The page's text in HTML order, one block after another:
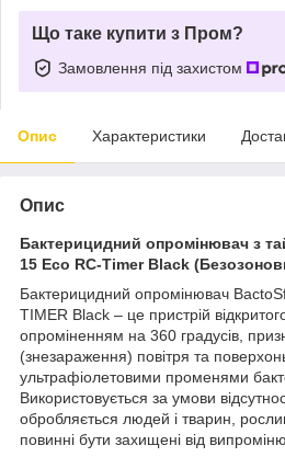
Що таке купити з Пром?
Замовлення під захистом
Опис Характеристики
Опис
Бактерицидний опромінювач з
15 Eco RC-Timer Black
Бактерицидний опромінювач
TIMER Black – це пристрій
опроміненням на 360 градусів,
(знезараження) повітря та
ультрафіолетовими променями
Використовується за умови
обробляється людей і тварин,
повинні бути захищені від